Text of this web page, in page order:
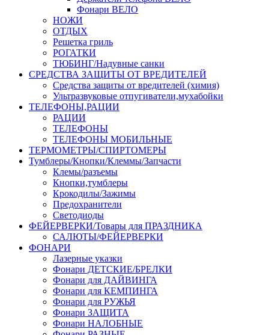
Фонари ВЕЛО
НОЖИ
ОТДЫХ
Решетка гриль
РОГАТКИ
ТЮБИНГ/Надувные санки
СРЕДСТВА ЗАЩИТЫ ОТ ВРЕДИТЕЛЕЙ
Средства защиты от вредителей (химия)
Ультразвуковые отпугиватели,мухабойки
ТЕЛЕФОНЫ,РАЦИИ
РАЦИИ
ТЕЛЕФОНЫ
ТЕЛЕФОНЫ МОБИЛЬНЫЕ
ТЕРМОМЕТРЫ/СПИРТОМЕРЫ
Тумблеры/Кнопки/Клеммы/Запчасти
Клемы/разъемы
Кнопки,тумблеры
Крокодилы/Зажимы
Предохранители
Светодиоды
ФЕЙЕРВЕРКИ/Товары для ПРАЗДНИКА
САЛЮТЫ/ФЕЙЕРВЕРКИ
ФОНАРИ
Лазерные указки
Фонари ДЕТСКИЕ/БРЕЛКИ
Фонари для ДАЙВИНГА
Фонари для КЕМПИНГА
Фонари для РУЖЬЯ
Фонари ЗАЩИТА
Фонари НАЛОБНЫЕ